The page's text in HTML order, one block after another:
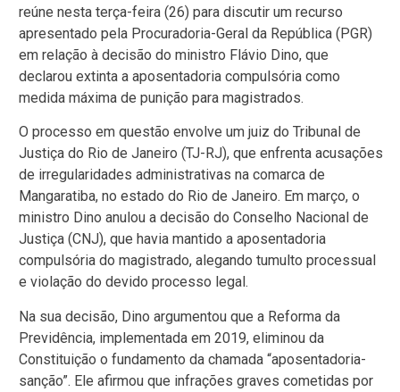
reúne nesta terça-feira (26) para discutir um recurso
apresentado pela Procuradoria-Geral da República (PGR)
em relação à decisão do ministro Flávio Dino, que
declarou extinta a aposentadoria compulsória como
medida máxima de punição para magistrados.
O processo em questão envolve um juiz do Tribunal de
Justiça do Rio de Janeiro (TJ-RJ), que enfrenta acusações
de irregularidades administrativas na comarca de
Mangaratiba, no estado do Rio de Janeiro. Em março, o
ministro Dino anulou a decisão do Conselho Nacional de
Justiça (CNJ), que havia mantido a aposentadoria
compulsória do magistrado, alegando tumulto processual
e violação do devido processo legal.
Na sua decisão, Dino argumentou que a Reforma da
Previdência, implementada em 2019, eliminou da
Constituição o fundamento da chamada “aposentadoria-
sanção”. Ele afirmou que infrações graves cometidas por